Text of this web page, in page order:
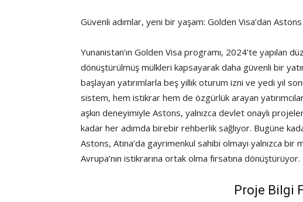
Güvenli adımlar, yeni bir yaşam: Golden Visa’dan
Yunanistan’ın Golden Visa programı, 2024’te yapılan
dönüştürülmüş mülkleri kapsayarak daha güvenli bir
başlayan yatırımlarla beş yıllık oturum izni ve yedi yıl
sistem, hem istikrar hem de özgürlük arayan
aşkın deneyimiyle Astons, yalnızca devlet onaylı
kadar her adımda birebir rehberlik sağlıyor. Bugüne
Astons, Atina’da gayrimenkul sahibi olmayı yalnızca bir
Avrupa’nın istikrarına ortak olma fırsatına dönüştürüyor.
Proje Bilgi